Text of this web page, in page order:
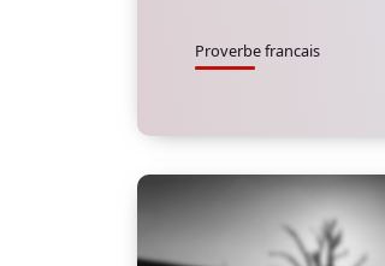
Proverbe francais